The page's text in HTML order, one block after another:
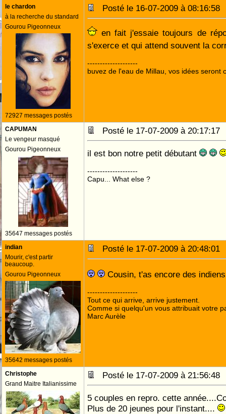
le chardon
à la recherche du standard
Gourou Pigeonneux
72927 messages postés
Posté le 16-07-2009 à
en fait j'essaie toujours de
s'exerce et qui attend souvent la
--------------------
buvez de l'eau de Millau, vos idées seront
CAPUMAN
Le vengeur masqué
Gourou Pigeonneux
35647 messages postés
Posté le 17-07-2009 à
il est bon notre petit débutant
--------------------
Capu... What else ?
indian
Mourir, c'est partir
beaucoup.
Gourou Pigeonneux
35642 messages postés
Posté le 17-07-2009 à
Cousin, t'as encore des
--------------------
Tout ce qui arrive, arrive justement.
Comme si quelqu'un vous attribuait votre
Marc Aurèle
Christophe
Grand Maitre Italianissime
Posté le 17-07-2009 à
5 couples en repro. cette
Plus de 20 jeunes pour l'instant....